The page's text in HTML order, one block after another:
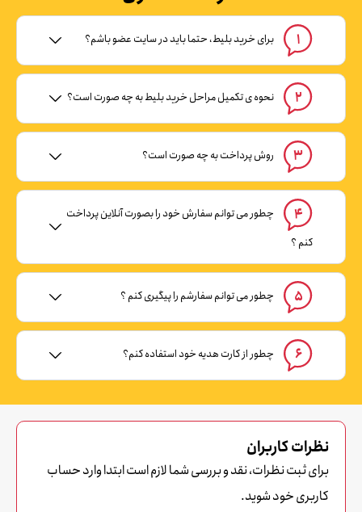
1 برای خرید بلیط، حتما باید در سایت عضو باشم؟
2 نحوه ی تکمیل مراحل خرید بلیط به چه صورت است؟
3 روش پرداخت به چه صورت است؟
4
چطور می توانم سفارش خود را بصورت آنلاین پرداخت
کنم ؟
5 چطور می توانم سفارشم را پیگیری کنم ؟
6 چطور از کارت هدیه خود استفاده کنم؟
نظرات کاربران
برای ثبت نظرات، نقد و بررسی شما لازم است ابتدا وارد حساب
کاربری خود شوید.